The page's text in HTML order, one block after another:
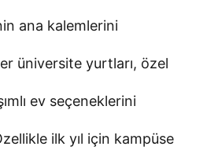
ana kalemlerini
üniversite yurtları, özel
ev seçeneklerini
ilk yıl için kampüse